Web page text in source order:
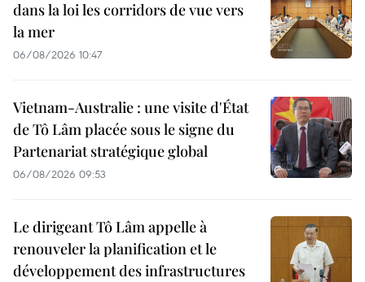
dans la loi les corridors de vue vers
la mer
06/08/2026 10:47
Vietnam-Australie : une visite d'État
de Tô Lâm placée sous le signe du
Partenariat stratégique global
06/08/2026 09:53
Le dirigeant Tô Lâm appelle à
renouveler la planification et le
développement des infrastructures